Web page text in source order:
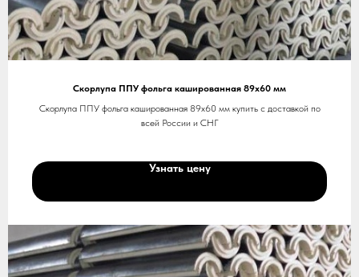
Скорлупа ППУ фольга кашированная 89х60 мм
Скорлупа ППУ фольга кашированная 89х60 мм купить с доставкой по
всей России и СНГ
Узнать цену